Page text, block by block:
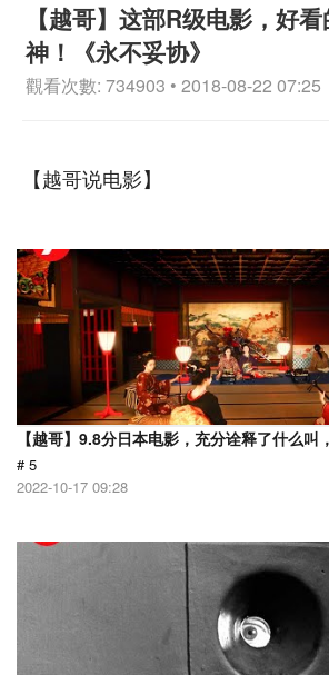
【越哥】这部R级电影，好
神！《永不妥协》
觀看次數: 734903 • 2018-08-22 07:25
【越哥说电影】
【越哥】9.8分日本电影，充分诠释了什么叫
# 5
2022-10-17 09:28